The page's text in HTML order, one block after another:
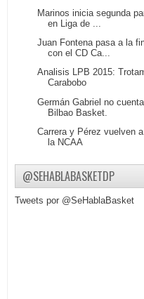
Marinos inicia segunda
en Liga de ...
Juan Fontena pasa a la
con el CD Ca...
Analisis LPB 2015:
Carabobo
Germán Gabriel no
Bilbao Basket.
Carrera y Pérez vuelven
la NCAA
Diego Guevara ya está en
Continúa pretemporada de
@SEHABLABASKETDP
Tweets por @SeHablaBasket